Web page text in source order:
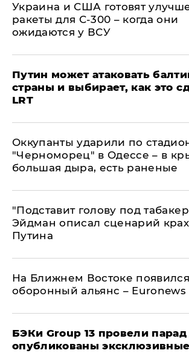
Украина и США готовят
ракеты для С-300 – когда они
ожидаются у ВСУ
Путин может атаковать
страны и выбирает, как это
LRT
Оккупанты ударили по
"Черноморец" в Одессе – в
большая дыра, есть раненые
​"Подставит голову под
Эйдман описал сценарий
Путина
На Ближнем Востоке
оборонный альянс – Euronews
​БЭКи Group 13 провели
опубликованы